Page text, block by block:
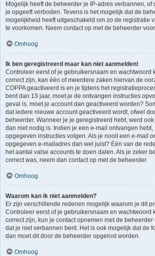
Mogelijk heeft de beheerder je IP-adres verbannen, of
je opgeeft verboden. Tevens is het mogelijk dat de
mogelijkheid heeft uitgeschakeld om zo de registratie
te voorkomen. Neem contact op met de beheerder
Omhoog
Ik ben geregistreerd maar kan niet aanmelden!
Controleer eerst of je gebruikersnaam en wachtwoord
correct zijn, kan één of meerdere zaken hiervan de
COPPA geactiveerd is en je tijdens het
bent dan 13 jaar, moet je de ontvangen instructies
geval is, moet je account dan geactiveerd worden?
dat iedere nieuwe account geactiveerd wordt, ofwel
beheerder. Wanneer je je geregistreerd hebt, werd
dan niet nodig is. Indien je een e-mail ontvangen hebt,
opgegeven instructies volgen. Als je nooit een e-mail
opgegeven e-mailadres dan wel juist? Één van de
het aantal valse accounts te doen dalen. Als je zeker
correct was, neem dan contact op met de beheerder.
Omhoog
Waarom kan ik niet aanmelden?
Er zijn verschillende redenen mogelijk waarom je dit
Controleer eerst of je gebruikersnaam en wachtwoord
correct zijn, kun je contact opnemen met de beheerder
dat je niet verbannen bent. Het is ook mogelijk dat de
dan moet dit door de beheerder opgelost worden.
Omhoog